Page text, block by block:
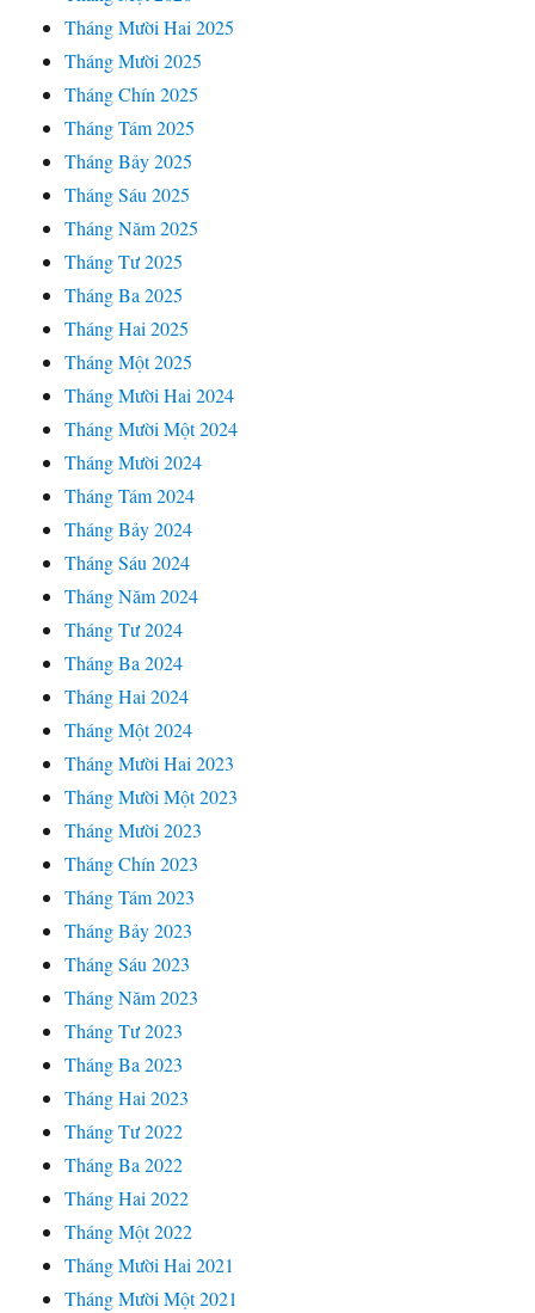
Tháng Mười Hai 2025
Tháng Mười 2025
Tháng Chín 2025
Tháng Tám 2025
Tháng Bảy 2025
Tháng Sáu 2025
Tháng Năm 2025
Tháng Tư 2025
Tháng Ba 2025
Tháng Hai 2025
Tháng Một 2025
Tháng Mười Hai 2024
Tháng Mười Một 2024
Tháng Mười 2024
Tháng Tám 2024
Tháng Bảy 2024
Tháng Sáu 2024
Tháng Năm 2024
Tháng Tư 2024
Tháng Ba 2024
Tháng Hai 2024
Tháng Một 2024
Tháng Mười Hai 2023
Tháng Mười Một 2023
Tháng Mười 2023
Tháng Chín 2023
Tháng Tám 2023
Tháng Bảy 2023
Tháng Sáu 2023
Tháng Năm 2023
Tháng Tư 2023
Tháng Ba 2023
Tháng Hai 2023
Tháng Tư 2022
Tháng Ba 2022
Tháng Hai 2022
Tháng Một 2022
Tháng Mười Hai 2021
Tháng Mười Một 2021